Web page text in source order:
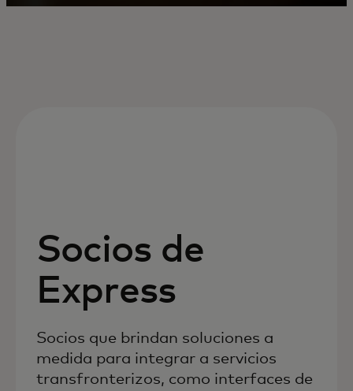
Socios de
Express
Socios que brindan soluciones a
medida para integrar a servicios
transfronterizos, como interfaces de